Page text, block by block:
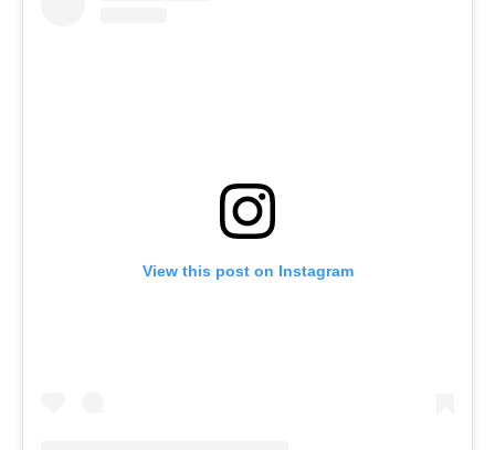
View this post on Instagram